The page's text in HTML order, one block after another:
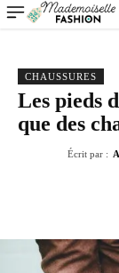
CHAUSSURES
Les pieds
que des
Écrit par :